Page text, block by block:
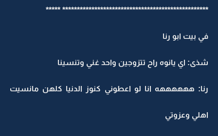
************************************************** *****
في بيت ابو رنا
شذى: اي يانوه راح تتزوجين واحد غني وتنسينا
رنا: ههههههه انا لو اعطوني كنوز الدنيا كلهن مانسيت
اهلي وعزوتي